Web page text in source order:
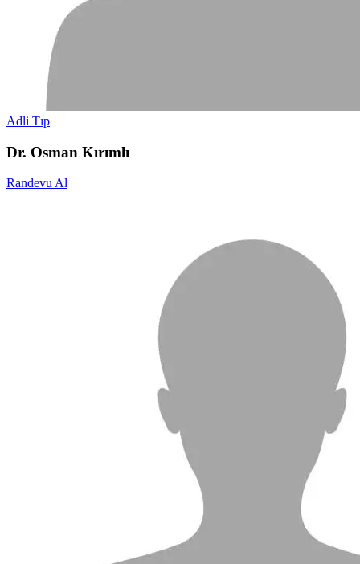
Adli Tıp
Dr. Osman Kırımlı
Randevu Al